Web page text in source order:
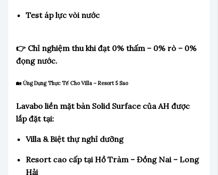
Test áp lực vòi nước
👉 Chỉ nghiệm thu khi đạt 0% thấm – 0% rò – 0%
đọng nước.
🏡 Ứng Dụng Thực Tế Cho Villa – Resort 5 Sao
Lavabo liền mặt bàn Solid Surface của AH được
lắp đặt tại:
Villa & Biệt thự nghỉ dưỡng
Resort cao cấp tại Hồ Tràm – Đồng Nai – Long
Hải